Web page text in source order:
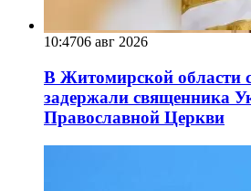
10:4706 авг 2026
В Житомирской области
задержали священника
Православной Церкви